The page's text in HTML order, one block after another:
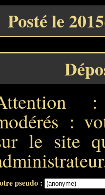
Posté le
:
:
le site
pseudo :